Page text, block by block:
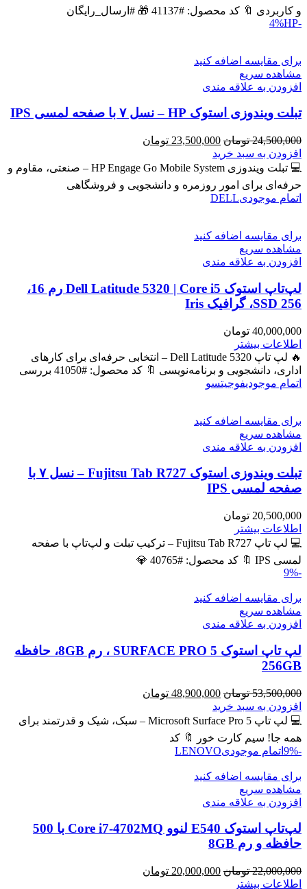
است.
و کاربردی 🔖 کد محصول: #41137 🎁 #ارسال_رایگان
-4%
HP
برای مقایسه اضافه کنید
مشاهده سریع
افزودن به علاقه مندی
تبلت ویندوزی استوک HP – نسل ۷ با صفحه لمسی IPS
24,500,000 تومان قیمت
اصلی
24,500,000 تومان
23,500,000 تومان
23,500,000 تومان
افزودن به سبد خرید
💻 تبلت ویندوزی HP Engage Go Mobile System – صنعتی، مقاوم و
حرفه‌ای برای امور روزمره و دانشجویی و فروشگاهی
اتمام موجودیDELL
برای مقایسه اضافه کنید
مشاهده سریع
افزودن به علاقه مندی
لپ‌تاپ استوک Dell Latitude 5320 | Core i5 رم 16،
SSD 256، گرافیک Iris
40,000,000 تومان
اطلاعات بیشتر
🔥 لپ تاپ Dell Latitude 5320 – انتخابی حرفه‌ای برای کارهای
اداری، دانشجویی و برنامه‌نویسی 🔖 کد محصول: #41050 بررسی
اتمام موجودیفوجیتسو
برای مقایسه اضافه کنید
مشاهده سریع
افزودن به علاقه مندی
تبلت ویندوزی استوک Fujitsu Tab R727 – نسل ۷ با
صفحه لمسی IPS
20,500,000 تومان
اطلاعات بیشتر
💻 لپ تاپ Fujitsu Tab R727 – ترکیب تبلت و لپ‌تاپ با صفحه
لمسی IPS 🔖 کد محصول: #40765 💎
-9%
برای مقایسه اضافه کنید
مشاهده سریع
افزودن به علاقه مندی
لپ تاپ استوک SURFACE PRO 5 ، رم 8GB، حافظه
256GB
53,500,000 تومان قیمت
اصلی
53,500,000 تومان
48,900,000 تومان
48,900,000 تومان
افزودن به سبد خرید
💻 لپ تاپ Microsoft Surface Pro 5 – سبک، شیک و قدرتمند برای
همه جا! سیم کارت خور 🔖 کد
-9%
اتمام موجودیLENOVO
برای مقایسه اضافه کنید
مشاهده سریع
افزودن به علاقه مندی
لپ‌تاپ استوک E540 لنوو Core i7-4702MQ با 500
حافظه و رم 8GB
22,000,000 تومان قیمت
20,000,000 تومان
اطلاعات بیشتر